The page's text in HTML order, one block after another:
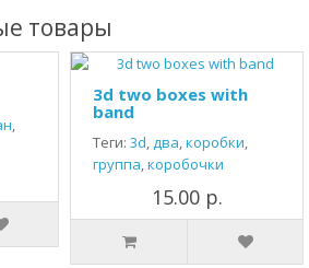
товары
,
3d two boxes with
band
Теги: 3d,два,коробки,
группа,коробочки
15.00 р.